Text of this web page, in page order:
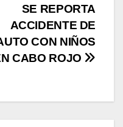
SE REPORTA
ACCIDENTE DE
CON NIÑOS
CABO ROJO